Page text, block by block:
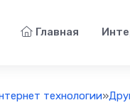
Главная
технологии»